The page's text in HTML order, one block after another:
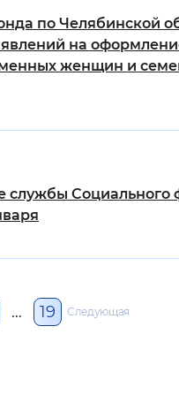
по Челябинской
на
женщин и
службы Социального
… 19 Следующая